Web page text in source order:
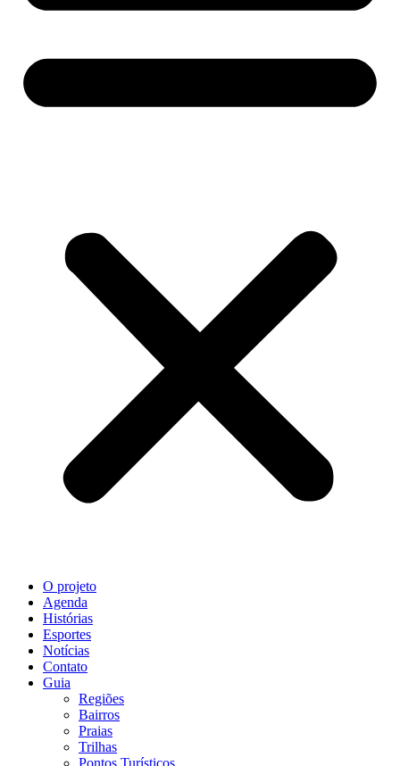
O projeto
Agenda
Histórias
Esportes
Notícias
Contato
Guia
Regiões
Bairros
Praias
Trilhas
Pontos Turísticos